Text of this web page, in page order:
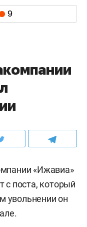
9
«Ижавиа»
с поста, который
увольнении он